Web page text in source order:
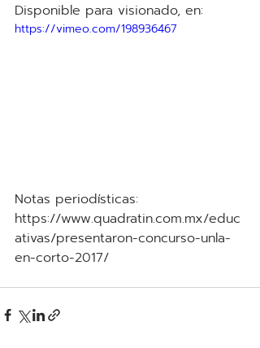
Disponible para visionado, en:
https://vimeo.com/198936467
Notas periodísticas:
https://www.quadratin.com.mx/educ
ativas/presentaron-concurso-unla-
en-corto-2017/